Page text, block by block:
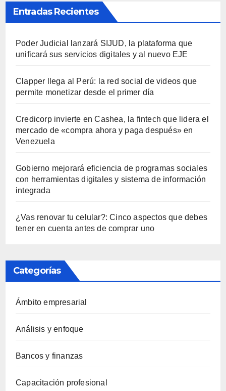
Entradas Recientes
Poder Judicial lanzará SIJUD, la plataforma que
unificará sus servicios digitales y al nuevo EJE
Clapper llega al Perú: la red social de videos que
permite monetizar desde el primer día
Credicorp invierte en Cashea, la fintech que lidera el
mercado de «compra ahora y paga después» en
Venezuela
Gobierno mejorará eficiencia de programas sociales
con herramientas digitales y sistema de información
integrada
¿Vas renovar tu celular?: Cinco aspectos que debes
tener en cuenta antes de comprar uno
Categorías
Ámbito empresarial
Análisis y enfoque
Bancos y finanzas
Capacitación profesional